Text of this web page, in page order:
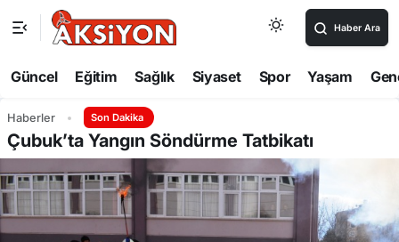
Haber Ara
Güncel Eğitim Sağlık Siyaset Spor Yaşam
Haberler Son Dakika
Çubuk’ta Yangın Söndürme Tatbikatı